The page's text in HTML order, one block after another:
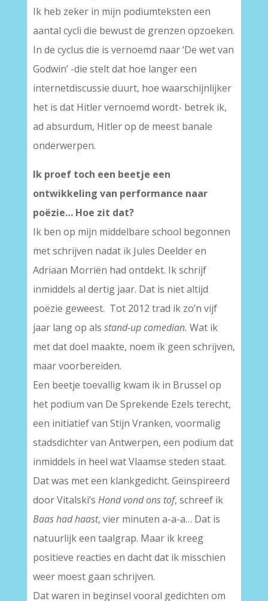
Ik heb zeker in mijn podiumteksten een
aantal cycli die bewust de grenzen opzoeken.
In de cyclus die is vernoemd naar ‘De wet van
Godwin’ -die stelt dat hoe langer een
internetdiscussie duurt, hoe waarschijnlijker
het is dat Hitler vernoemd wordt- betrek ik,
ad absurdum, Hitler op de meest banale
onderwerpen.
Ik proef toch een beetje een
ontwikkeling van performance naar
poëzie… Hoe zit dat?
Ik ben op mijn middelbare school begonnen
met schrijven nadat ik Jules Deelder en
Adriaan Morriën had ontdekt. Ik schrijf
inmiddels al dertig jaar. Dat is niet altijd
poëzie geweest. Tot 2012 trad ik zo’n vijf
jaar lang op als stand-up comedian. Wat ik
met dat doel maakte, noem ik geen schrijven,
maar voorbereiden.
Een beetje toevallig kwam ik in Brussel op
het podium van De Sprekende Ezels terecht,
een initiatief van Stijn Vranken, voormalig
stadsdichter van Antwerpen, een podium dat
inmiddels in heel wat Vlaamse steden staat.
Dat was met een klankgedicht. Geïnspireerd
door Vitalski’s Hond vond ons tof, schreef ik
Baas had haast, vier minuten a-a-a… Dat is
natuurlijk een taalgrap. Maar ik kreeg
positieve reacties en dacht dat ik misschien
weer moest gaan schrijven.
Dat waren in beginsel vooral gedichten om